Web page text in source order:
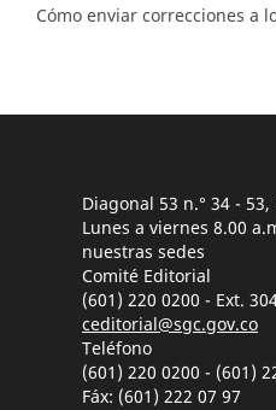
Cómo enviar correcciones a
Diagonal 53 n.° 34 -
Lunes a viernes 8.00
nuestras sedes
Comité Editorial
(601) 220 0200 - Ext.
ceditorial@sgc.gov.co
Teléfono
(601) 220 0200 - (601)
Fáx: (601) 222 07 97